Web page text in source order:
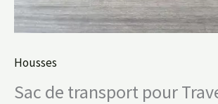
Housses
Sac de transport pour